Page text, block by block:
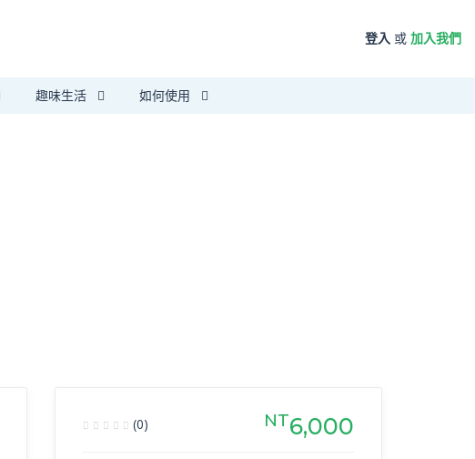
登入 或 加入我們
趣味生活 如何使用
(0) NT6,000